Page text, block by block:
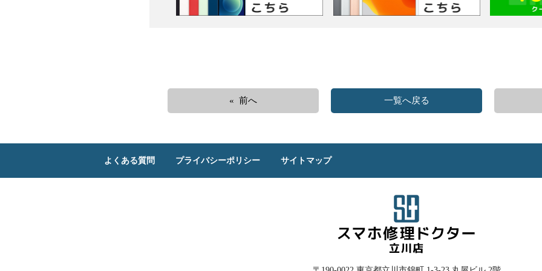
« 前へ 一覧へ戻る
よくある質問 プライバシーポリシー サイトマップ